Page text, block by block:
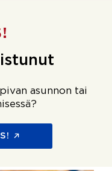
asunnon tai